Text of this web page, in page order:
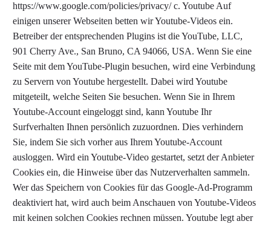
https://www.google.com/policies/privacy/ c. Youtube Auf
einigen unserer Webseiten betten wir Youtube-Videos ein.
Betreiber der entsprechenden Plugins ist die YouTube, LLC,
901 Cherry Ave., San Bruno, CA 94066, USA. Wenn Sie eine
Seite mit dem YouTube-Plugin besuchen, wird eine Verbindung
zu Servern von Youtube hergestellt. Dabei wird Youtube
mitgeteilt, welche Seiten Sie besuchen. Wenn Sie in Ihrem
Youtube-Account eingeloggt sind, kann Youtube Ihr
Surfverhalten Ihnen persönlich zuzuordnen. Dies verhindern
Sie, indem Sie sich vorher aus Ihrem Youtube-Account
ausloggen. Wird ein Youtube-Video gestartet, setzt der Anbieter
Cookies ein, die Hinweise über das Nutzerverhalten sammeln.
Wer das Speichern von Cookies für das Google-Ad-Programm
deaktiviert hat, wird auch beim Anschauen von Youtube-Videos
mit keinen solchen Cookies rechnen müssen. Youtube legt aber